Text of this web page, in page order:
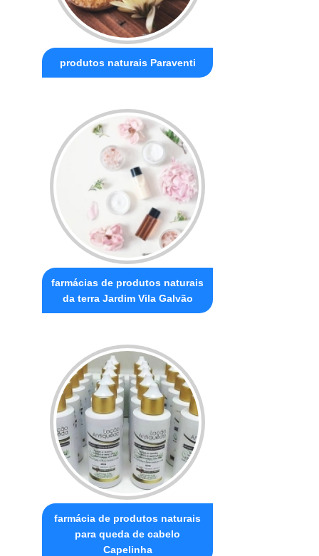
produtos naturais Paraventi
farmácias de produtos naturais
da terra Jardim Vila Galvão
farmácia de produtos naturais
para queda de cabelo
Capelinha